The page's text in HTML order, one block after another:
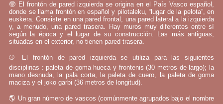
🤓 El frontón de pared izquierda se origina en el País Vasco español,
donde se llama frontón en español y pilotaleku, “lugar de la pelota”, en
euskera. Consiste en una pared frontal, una pared lateral a la izquierda
y, a menudo, una pared trasera. Hay muros muy diferentes entre sí
según la época y el lugar de su construcción. Las más antiguas,
situadas en el exterior, no tienen pared trasera.
⚾ El frontón de pared izquierda se utiliza para las siguientes
disciplinas : paleta de goma hueca y frontenis (30 metros de largo); la
mano desnuda, la pala corta, la paleta de cuero, la paleta de goma
maciza y el joko garbi (36 metros de longitud).
🌎 Un gran número de vascos (comúnmente agrupados bajo el nombre